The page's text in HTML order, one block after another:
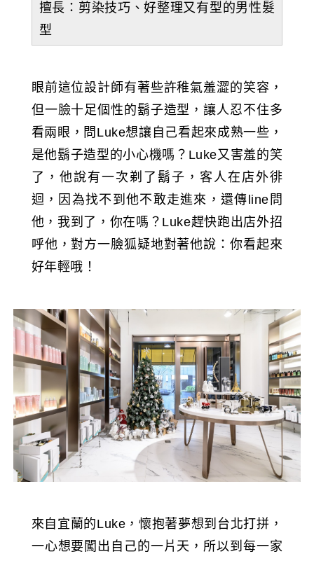
擅長：剪染技巧、好整理又有型的男性髮
型
眼前這位設計師有著些許稚氣羞澀的笑容，
但一臉十足個性的鬍子造型，讓人忍不住多
看兩眼，問Luke想讓自己看起來成熟一些，
是他鬍子造型的小心機嗎？Luke又害羞的笑
了，他說有一次剃了鬍子，客人在店外徘
迴，因為找不到他不敢走進來，還傳line問
他，我到了，你在嗎？Luke趕快跑出店外招
呼他，對方一臉狐疑地對著他說：你看起來
好年輕哦！
來自宜蘭的Luke，懷抱著夢想到台北打拼，
一心想要闖出自己的一片天，所以到每一家